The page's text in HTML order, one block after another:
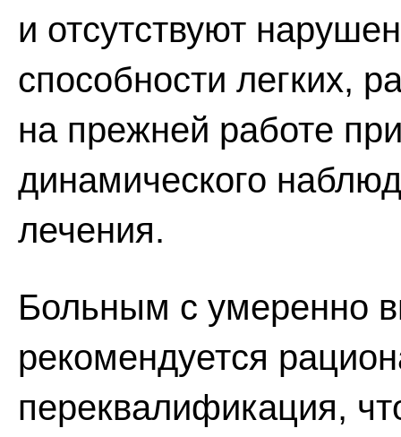
и отсутствуют
способности легких,
на прежней работе
динамического
лечения.
Больным с умеренно
рекомендуется
переквалификация,